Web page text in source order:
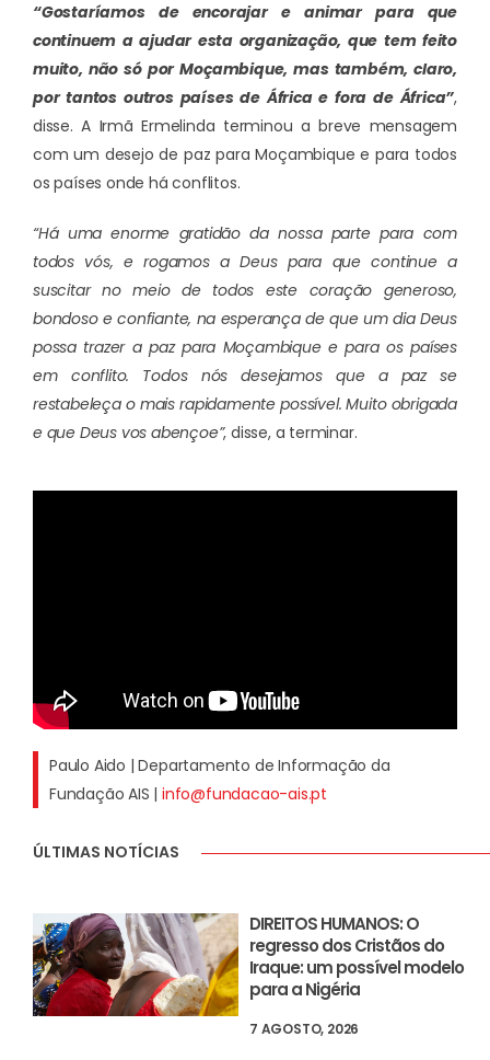
“Gostaríamos de encorajar e animar para que
continuem a ajudar esta organização, que tem feito
muito, não só por Moçambique, mas também, claro,
por tantos outros países de África e fora de África”,
disse. A Irmã Ermelinda terminou a breve mensagem
com um desejo de paz para Moçambique e para todos
os países onde há conflitos.
“Há uma enorme gratidão da nossa parte para com
todos vós, e rogamos a Deus para que continue a
suscitar no meio de todos este coração generoso,
bondoso e confiante, na esperança de que um dia Deus
possa trazer a paz para Moçambique e para os países
em conflito. Todos nós desejamos que a paz se
restabeleça o mais rapidamente possível. Muito obrigada
e que Deus vos abençoe”, disse, a terminar.
Paulo Aido | Departamento de Informação da
Fundação AIS |info@fundacao-ais.pt
ÚLTIMAS NOTÍCIAS
DIREITOS HUMANOS: O
regresso dos Cristãos do
Iraque: um possível modelo
para a Nigéria
7 AGOSTO, 2026